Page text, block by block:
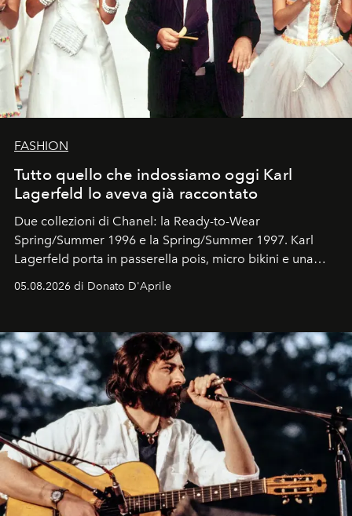
FASHION
Tutto quello che indossiamo oggi Karl
Lagerfeld lo aveva già raccontato
Due collezioni di Chanel: la Ready-to-Wear
Spring/Summer 1996 e la Spring/Summer 1997. Karl
Lagerfeld porta in passerella pois, micro bikini e una
logomania pensata per la spiaggia
Kate, Claudia e Carla una dietro l'altra. Trent'anni dopo,
uno dei documenti più contemporanei che abbiamo.
05.08.2026 di Donato D'Aprile